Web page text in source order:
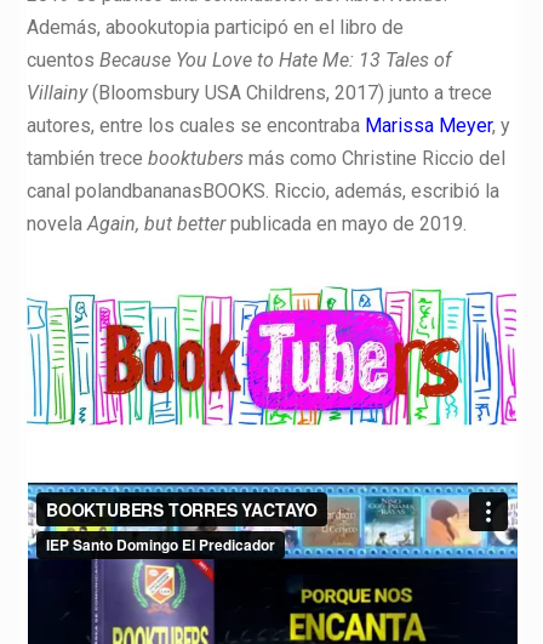
Además, abookutopia participó en el libro de
cuentos Because You Love to Hate Me: 13 Tales of
Villainy(Bloomsbury USA Childrens, 2017) junto a trece
autores, entre los cuales se encontraba Marissa Meyer, y
también trece booktubersmás como Christine Riccio del
canal polandbananasBOOKS. Riccio, además, escribió la
novela Again, but betterpublicada en mayo de 2019.​